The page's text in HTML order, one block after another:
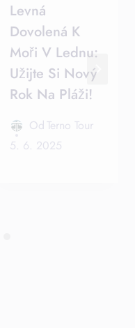
Levná
Dovolená K
Moři V Lednu:
Užijte Si Nový
Rok Na Pláži!
Od Terno Tour
5. 6. 2025